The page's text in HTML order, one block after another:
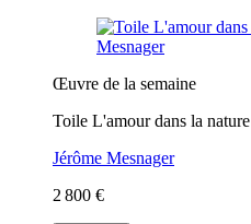
Œuvre de la semaine
Toile L'amour dans la nature
Jérôme Mesnager
2 800 €